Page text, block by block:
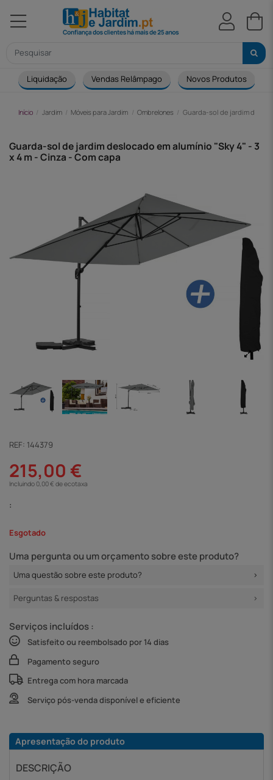
Liquidação Vendas Relâmpago Novos Produtos
Início Jardim Móveis para Jardim Ombrelones Guarda-sol de jardim
Guarda-sol de jardim deslocado em alumínio "Sky 4" - 3
x 4 m - Cinza - Com capa
REF: 144379
215,00 €
Incluindo 0,00 € de ecotaxa
:
Esgotado
Uma pergunta ou um orçamento sobre este produto?
Uma questão sobre este produto?
Perguntas & respostas
Serviços incluídos :
Satisfeito ou reembolsado por 14 dias
Pagamento seguro
Entrega com hora marcada
Serviço pós-venda disponível e eficiente
Apresentação do produto
DESCRIÇÃO